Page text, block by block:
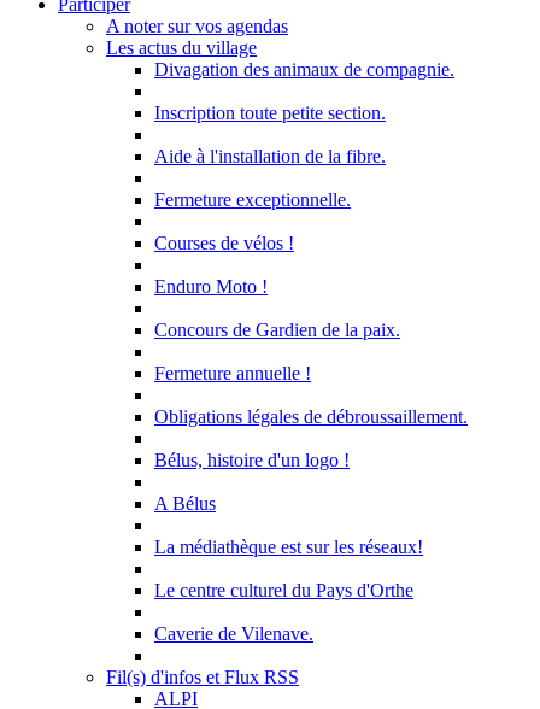
Participer
A noter sur vos agendas
Les actus du village
Divagation des animaux de compagnie.
Inscription toute petite section.
Aide à l'installation de la fibre.
Fermeture exceptionnelle.
Courses de vélos !
Enduro Moto !
Concours de Gardien de la paix.
Fermeture annuelle !
Obligations légales de débroussaillement.
Bélus, histoire d'un logo !
A Bélus
La médiathèque est sur les réseaux!
Le centre culturel du Pays d'Orthe
Caverie de Vilenave.
Fil(s) d'infos et Flux RSS
ALPI